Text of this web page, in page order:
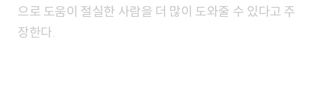
으로 도움이 절실한 사람을 더 많이 도와줄 수 있다고 주
장한다.